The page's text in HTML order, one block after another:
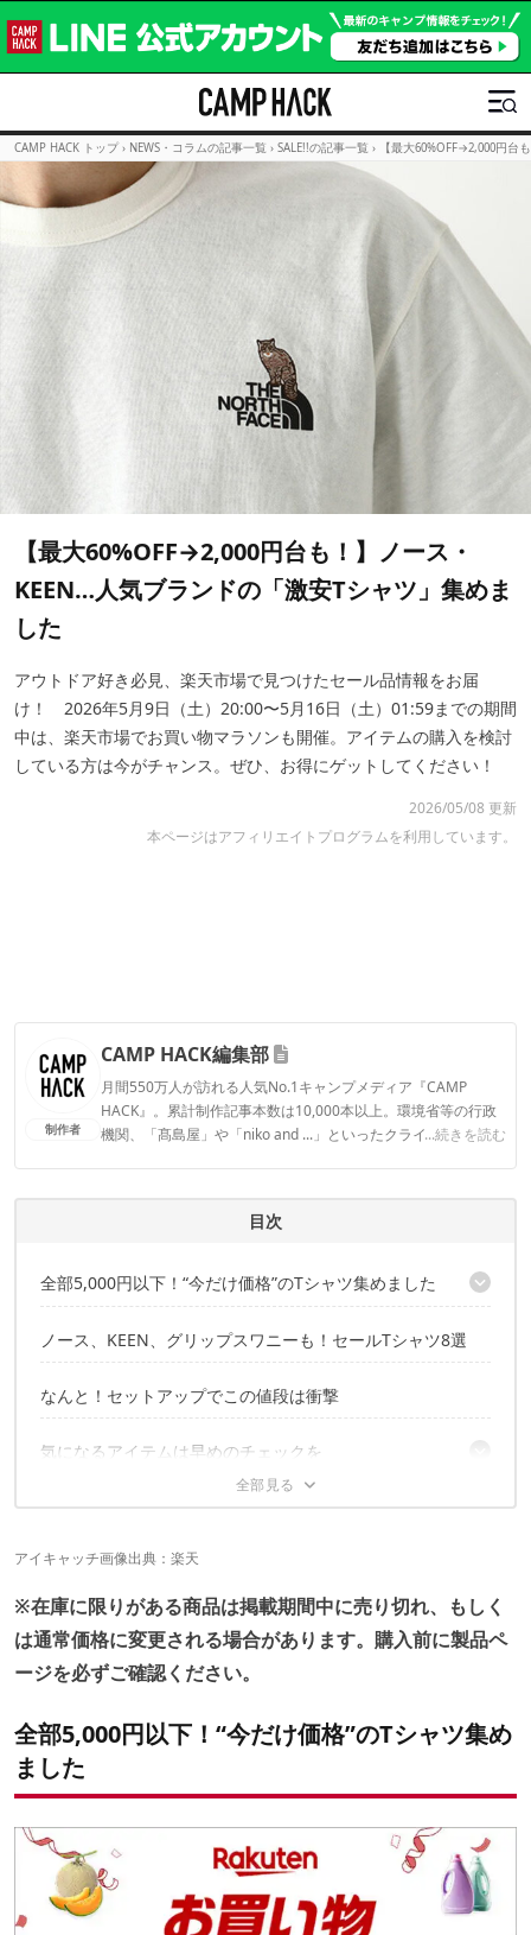
CAMP HACK トップ › NEWS・コラムの記事一覧 › SALE!!の記事一覧 › 【最大60%OFF→2,000円
【最大60%OFF→2,000円台も！】ノース・
KEEN…人気ブランドの「激安Tシャツ」集めま
した
アウトドア好き必見、楽天市場で見つけたセール品情報をお届
け！ 2026年5月9日（土）20:00〜5月16日（土）01:59までの期間
中は、楽天市場でお買い物マラソンも開催。アイテムの購入を検討
している方は今がチャンス。ぜひ、お得にゲットしてください！
2026/05/08 更新
本ページはアフィリエイトプログラムを利用しています。
制作者
CAMP HACK編集部
月間550万人が訪れる人気No.1キャンプメディア『CAMP
HACK』。累計制作記事本数は10,000本以上。環境省等の行政
機関、「髙島屋」や「niko and ...」といったクライアントとの
...続きを読む
CAMP HACK編集部のプロフィール
目次
全部5,000円以下！“今だけ価格”のTシャツ集めました
こちらの記事でもセール品を紹介中！
ノース、KEEN、グリップスワニーも！セールTシャツ8選
なんと！セットアップでこの値段は衝撃
気になるアイテムは早めのチェックを
こちらの記事でもセール品を紹介中！
アイキャッチ画像出典： 楽天
※在庫に限りがある商品は掲載期間中に売り切れ、もしく
は通常価格に変更される場合があります。購入前に製品ペ
ージを必ずご確認ください。
全部5,000円以下！“今だけ価格”のTシャツ集め
ました